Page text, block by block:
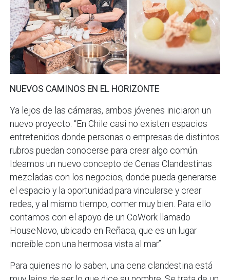
NUEVOS CAMINOS EN EL HORIZONTE
Ya lejos de las cámaras, ambos jóvenes iniciaron un
nuevo proyecto. “En Chile casi no existen espacios
entretenidos donde personas o empresas de distintos
rubros puedan conocerse para crear algo común.
Ideamos un nuevo concepto de Cenas Clandestinas
mezcladas con los negocios, donde pueda generarse
el espacio y la oportunidad para vincularse y crear
redes, y al mismo tiempo, comer muy bien. Para ello
contamos con el apoyo de un CoWork llamado
HouseNovo, ubicado en Reñaca, que es un lugar
increíble con una hermosa vista al mar”.
Para quienes no lo saben, una cena clandestina está